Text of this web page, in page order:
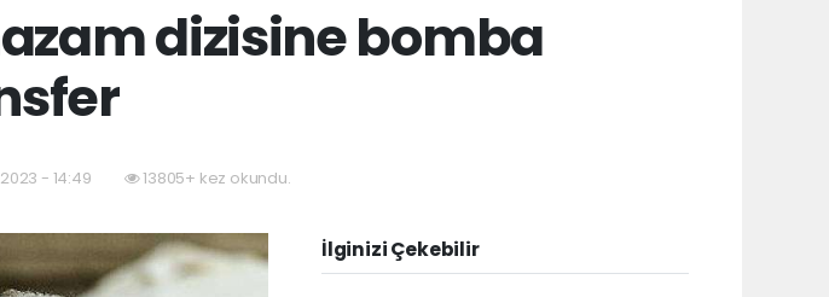
dizisine bomba
- 14:49 13805+ kez okundu.
İlginizi Çekebilir